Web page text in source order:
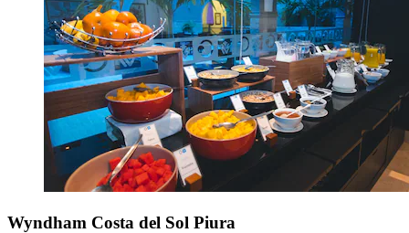
Wyndham Costa del Sol Piura